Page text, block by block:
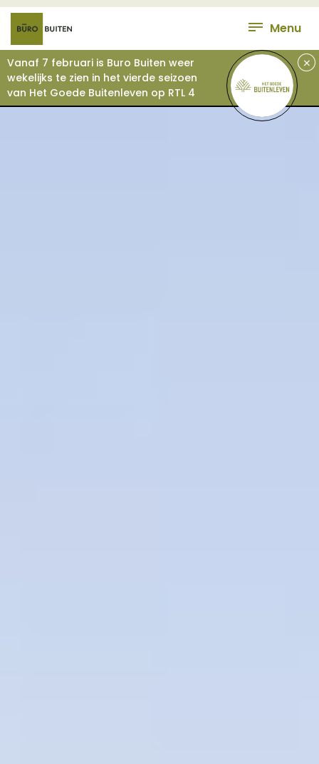
Menu
Vanaf 7 februari is Buro Buiten weer
wekelijks te zien in het vierde seizoen
van Het Goede Buitenleven op RTL 4
+